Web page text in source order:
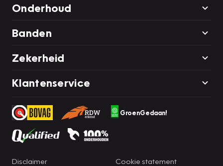
Onderhoud
Banden
Zekerheid
Klantenservice
GroenGedaan!
Disclaimer
Cookie statement